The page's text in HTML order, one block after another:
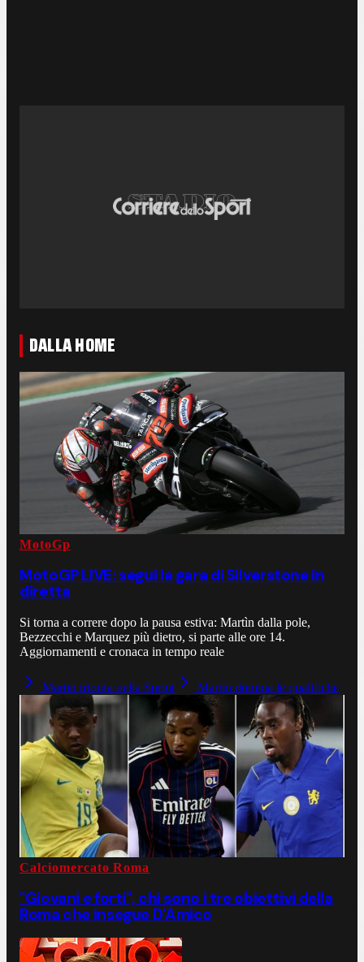
DALLA HOME
MotoGp
MotoGP LIVE: segui la gara di Silverstone in
diretta
Si torna a correre dopo la pausa estiva: Martìn dalla pole,
Bezzecchi e Marquez più dietro, si parte alle ore 14.
Aggiornamenti e cronaca in tempo reale
Martin trionfa nella Sprint Martin domina le qualifiche
Calciomercato Roma
"Giovani e forti", chi sono i tre obiettivi della
Roma che insegue D'Amico